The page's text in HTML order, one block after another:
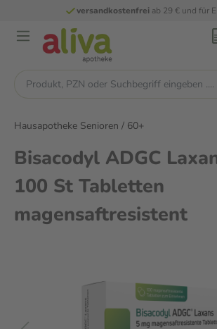
versandkostenfreiab 29 € und für
Hausapotheke Senioren / 60+
Bisacodyl ADGC
100 St Tabletten
magensaftresistent